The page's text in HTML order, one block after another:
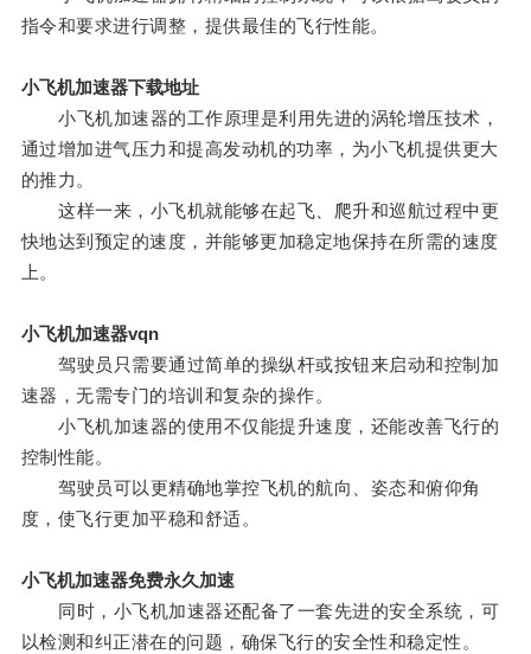
指令和要求进行调整，提供最佳的飞行性能。
小飞机加速器下载地址
小飞机加速器的工作原理是利用先进的涡轮增压技术，
通过增加进气压力和提高发动机的功率，为小飞机提供更大
的推力。
这样一来，小飞机就能够在起飞、爬升和巡航过程中更
快地达到预定的速度，并能够更加稳定地保持在所需的速度
上。
小飞机加速器vqn
驾驶员只需要通过简单的操纵杆或按钮来启动和控制加
速器，无需专门的培训和复杂的操作。
小飞机加速器的使用不仅能提升速度，还能改善飞行的
控制性能。
驾驶员可以更精确地掌控飞机的航向、姿态和俯仰角
度，使飞行更加平稳和舒适。
小飞机加速器免费永久加速
同时，小飞机加速器还配备了一套先进的安全系统，可
以检测和纠正潜在的问题，确保飞行的安全性和稳定性。